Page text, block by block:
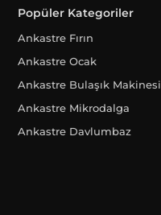
Popüler Kategoriler
Ankastre Fırın
Ankastre Ocak
Ankastre Bulaşık Makinesi
Ankastre Mikrodalga
Ankastre Davlumbaz